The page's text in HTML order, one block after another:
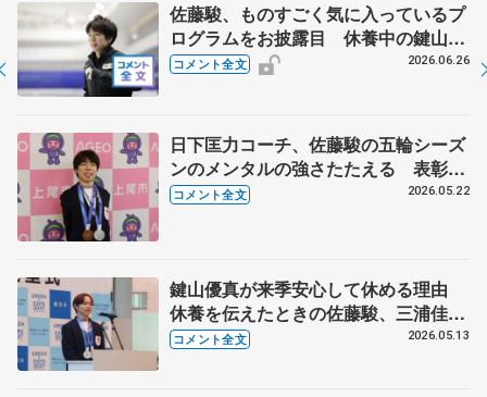
佐藤駿、ものすごく気に入っているプ
ログラムをお披露目 休養中の鍵山優
真と話していることは 【ドリーム・
コメント全文 2026.06.26
日下匡力コーチ、佐藤駿の五輪シーズ
ンのメンタルの強さたたえる 表彰式
に2人で出席 【上尾市栄誉賞】
コメント全文 2026.05.22
鍵山優真が来季安心して休める理由
休養を伝えたときの佐藤駿、三浦佳生
の反応は 【横浜市スポーツ栄誉賞・
コメント全文 2026.05.13